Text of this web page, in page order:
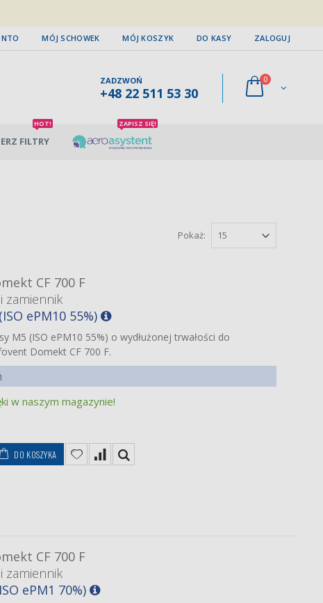
MÓJ SCHOWEK MÓJ KOSZYK DO KASY ZALOGUJ
ZADZWOŃ
+48 22 511 53 30
0
FILTRY
HOT! ZAPISZ SIĘ!
Pokaż:
CF 700 F
zamiennik
ePM10 55%)
M5 (ISO ePM10 55%) o wydłużonej trwałości do
Domekt CF 700 F.
w naszym magazynie!
DO KOSZYKA
CF 700 F
zamiennik
ePM1 70%)